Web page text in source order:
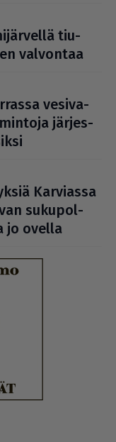
tiu­
valvontaa
vesi­va­
jär­jes­
Karviassa
suku­pol­
jo ovella